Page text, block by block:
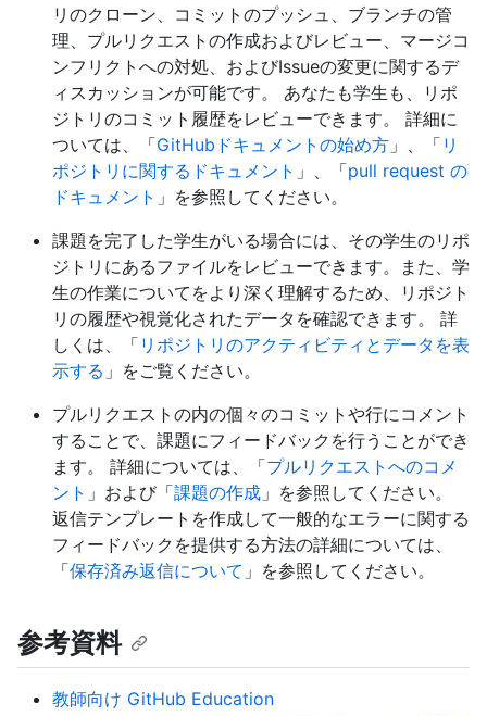
リのクローン、コミットのプッシュ、ブランチの管
理、プルリクエストの作成およびレビュー、マージコ
ンフリクトへの対処、およびIssueの変更に関するデ
ィスカッションが可能です。 あなたも学生も、リポ
ジトリのコミット履歴をレビューできます。 詳細に
ついては、「GitHubドキュメントの始め方 」、「 リ
ポジトリに関するドキュメント 」、「pull request の
ドキュメント 」を参照してください。
課題を完了した学生がいる場合には、その学生のリポ
ジトリにあるファイルをレビューできます。また、学
生の作業についてをより深く理解するため、リポジト
リの履歴や視覚化されたデータを確認できます。 詳
しくは、「 リポジトリのアクティビティとデータを表
示する 」をご覧ください。
プルリクエストの内の個々のコミットや行にコメント
することで、課題にフィードバックを行うことができ
ます。 詳細については、「プルリクエストへのコメ
ント 」および「課題の作成 」を参照してください。
返信テンプレートを作成して一般的なエラーに関する
フィードバックを提供する方法の詳細については、
「保存済み返信について 」を参照してください。
参考資料
教師向け GitHub Education